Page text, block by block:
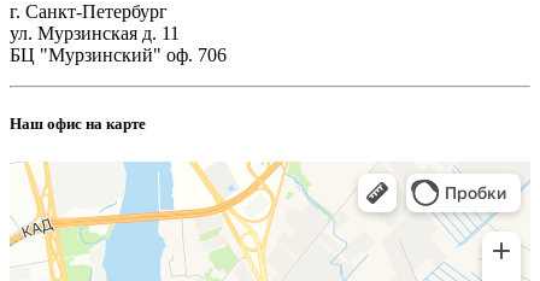
г. Санкт-Петербург
ул. Мурзинская д. 11
БЦ "Мурзинский" оф. 706
Наш офис на карте